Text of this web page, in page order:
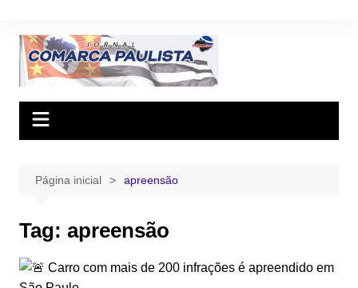
conteúdo
Página inicial apreensão
Tag: apreensão